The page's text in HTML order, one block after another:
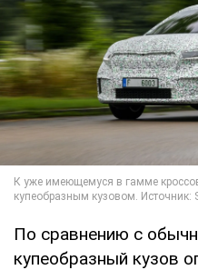
По сравнению с
купеобразный кузов